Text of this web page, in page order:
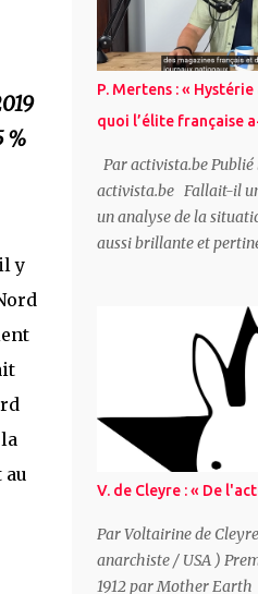
%
y
au
P. Mertens : «
quoi l’élite française
Par activista.be
activista.be Fallait-il
un analyse de la
aussi brillante et
marxiste/communiste),
complète de la
question pour point de
anti-Mélenchon : de
elle peur ? » Ceux qui
France ont peur car le
triple crise : 1. La «
la porte, Paris perd ses
son uranium... 2.
qui remet en question
française 3. La colère
V. de Cleyre : « De
Par Voltairine de
anarchiste / USA )
1912 par Mother